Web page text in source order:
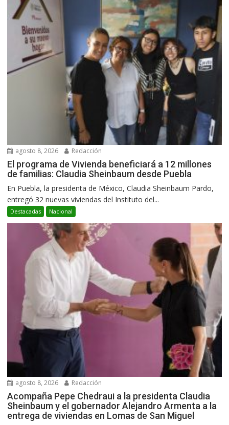
agosto 8, 2026 Redacción
El programa de Vivienda beneficiará a 12 millones
de familias: Claudia Sheinbaum desde Puebla
En Puebla, la presidenta de México, Claudia Sheinbaum Pardo,
entregó 32 nuevas viviendas del Instituto del...
Destacadas Nacional
agosto 8, 2026 Redacción
Acompaña Pepe Chedraui a la presidenta Claudia
Sheinbaum y el gobernador Alejandro Armenta a la
entrega de viviendas en Lomas de San Miguel